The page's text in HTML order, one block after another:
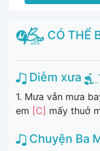
CÓ THỂ
Diễm xưa
1. Mưa vẫn mưa
em [C] mấy thuở
Chuyện Ba